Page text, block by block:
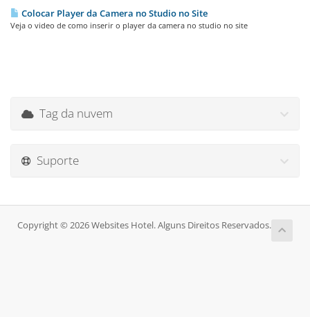
Colocar Player da Camera no Studio no Site
Veja o video de como inserir o player da camera no studio no site
Tag da nuvem
Suporte
Copyright © 2026 Websites Hotel. Alguns Direitos Reservados.